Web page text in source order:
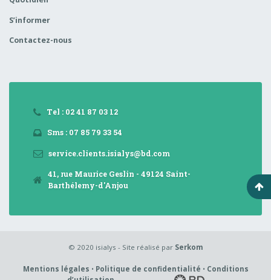
S’informer
Contactez-nous
Tel : 02 41 87 03 12
Sms : 07 85 79 33 54
service.clients.isialys@bd.com
41, rue Maurice Geslin - 49124 Saint-
Barthélemy-d'Anjou
© 2020 isialys - Site réalisé par Serkom
Mentions légales • Politique de confidentialité • Conditions